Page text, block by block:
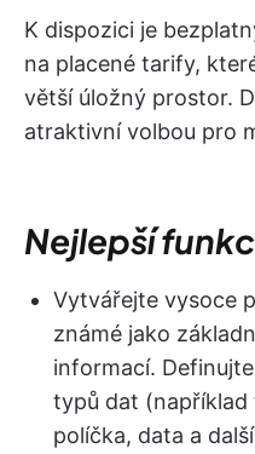
K dispozici je
na placené tarify,
větší úložný prostor.
atraktivní volbou pro
Nejlepší
Vytvářejte vysoce
známé jako
informací.
typů dat
políčka, data a